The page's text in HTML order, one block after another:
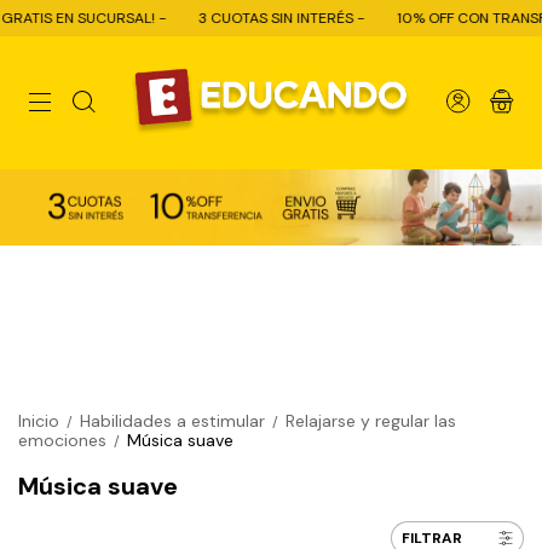
EN SUCURSAL! - 3 CUOTAS SIN INTERÉS - 10% OFF CON
0
Inicio / Habilidades a estimular / Relajarse y regular las
emociones / Música suave
Música suave
FILTRAR